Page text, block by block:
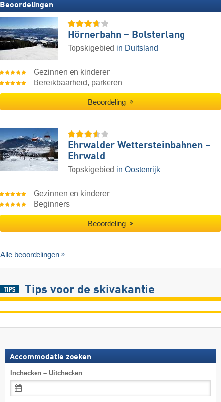
Beoordelingen
Hörnerbahn – Bolsterlang
Topskigebied in Duitsland
Gezinnen en kinderen
Bereikbaarheid, parkeren
Beoordeling
Ehrwalder Wettersteinbahnen –
Ehrwald
Topskigebied in Oostenrijk
Gezinnen en kinderen
Beginners
Beoordeling
Alle beoordelingen
Tips voor de skivakantie
Accommodatie zoeken
Inchecken – Uitchecken